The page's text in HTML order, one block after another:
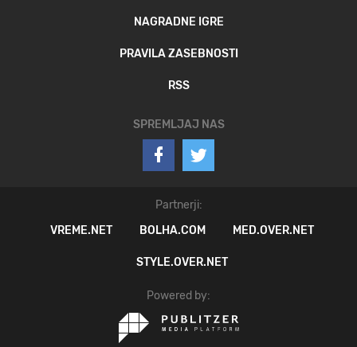
NAGRADNE IGRE
PRAVILA ZASEBNOSTI
RSS
SPREMLJAJ NAS
Partnerji:
VREME.NET
BOLHA.COM MED.OVER.NET
STYLE.OVER.NET
Powered by: